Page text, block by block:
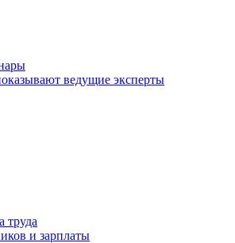
ведущие эксперты
труда
и зарплаты